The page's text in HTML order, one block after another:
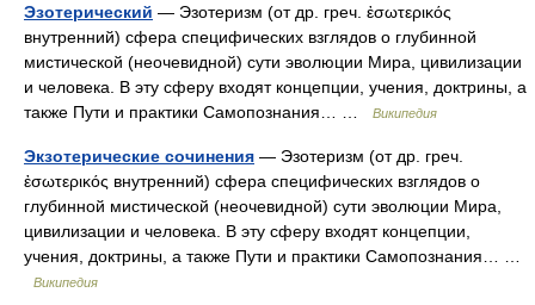
Эзотерический — Эзотеризм (от др. греч. ἐσωτερικός
внутренний) сфера специфических взглядов о глубинной
мистической (неочевидной) сути эволюции Мира, цивилизации
и человека. В эту сферу входят концепции, учения, доктрины, а
также Пути и практики Самопознания… …
Википедия
Экзотерические сочинения — Эзотеризм (от др. греч.
ἐσωτερικός внутренний) сфера специфических взглядов о
глубинной мистической (неочевидной) сути эволюции Мира,
цивилизации и человека. В эту сферу входят концепции,
учения, доктрины, а также Пути и практики Самопознания… …
Википедия